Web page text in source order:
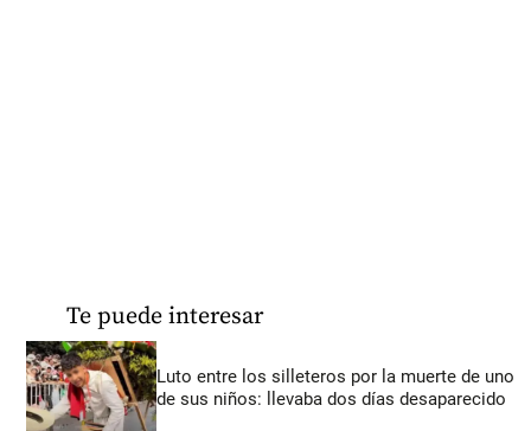
Te puede interesar
Luto entre los silleteros por la muerte de uno
de sus niños: llevaba dos días desaparecido